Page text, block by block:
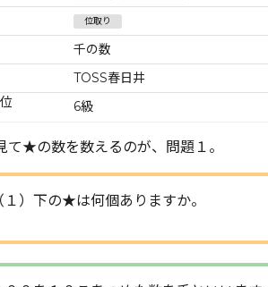
位取り
千の数
TOSS春日井
6級
て★の数を数えるのが、問題１。
１）下の★は何個ありますか。